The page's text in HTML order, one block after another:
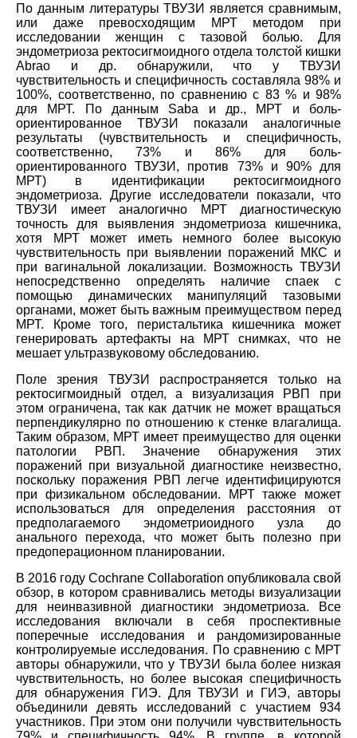
По данным литературы ТВУЗИ является сравнимым,
или даже превосходящим МРТ методом при
исследовании женщин с тазовой болью. Для
эндометриоза ректосигмоидного отдела толстой кишки
Abrao и др. обнаружили, что у ТВУЗИ
чувствительность и специфичность составляла 98% и
100%, соответственно, по сравнению с 83 % и 98%
для МРТ. По данным Saba и др., МРТ и боль-
ориентированное ТВУЗИ показали аналогичные
результаты (чувствительность и специфичность,
соответственно, 73% и 86% для боль-
ориентированного ТВУЗИ, против 73% и 90% для
МРТ) в идентификации ректосигмоидного
эндометриоза. Другие исследователи показали, что
ТВУЗИ имеет аналогично МРТ диагностическую
точность для выявления эндометриоза кишечника,
хотя МРТ может иметь немного более высокую
чувствительность при выявлении поражений МКС и
при вагинальной локализации. Возможность ТВУЗИ
непосредственно определять наличие спаек с
помощью динамических манипуляций тазовыми
органами, может быть важным преимуществом перед
МРТ. Кроме того, перистальтика кишечника может
генерировать артефакты на МРТ снимках, что не
мешает ультразвуковому обследованию.
Поле зрения ТВУЗИ распространяется только на
ректосигмоидный отдел, а визуализация РВП при
этом ограничена, так как датчик не может вращаться
перпендикулярно по отношению к стенке влагалища.
Таким образом, МРТ имеет преимущество для оценки
патологии РВП. Значение обнаружения этих
поражений при визуальной диагностике неизвестно,
поскольку поражения РВП легче идентифицируются
при физикальном обследовании. МРТ также может
использоваться для определения расстояния от
предполагаемого эндометриоидного узла до
анального перехода, что может быть полезно при
предоперационном планировании.
В 2016 году Cochrane Collaboration опубликовала свой
обзор, в котором сравнивались методы визуализации
для неинвазивной диагностики эндометриоза. Все
исследования включали в себя проспективные
поперечные исследования и рандомизированные
контролируемые исследования. По сравнению с МРТ
авторы обнаружили, что у ТВУЗИ была более низкая
чувствительность, но более высокая специфичность
для обнаружения ГИЭ. Для ТВУЗИ и ГИЭ, авторы
объединили девять исследований с участием 934
участников. При этом они получили чувствительность